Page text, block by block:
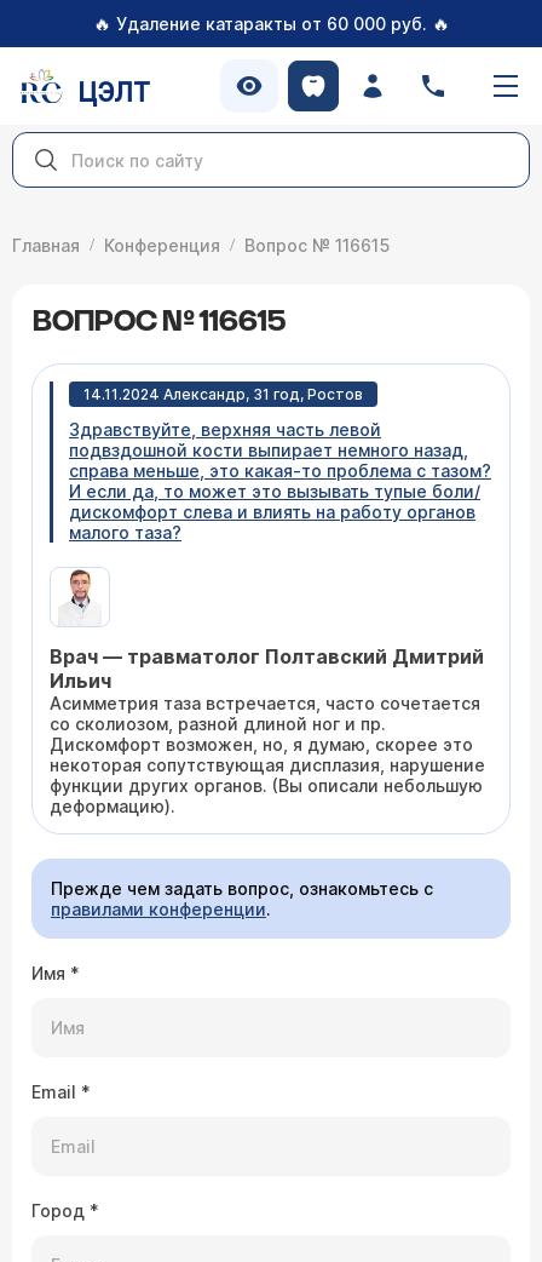
🔥 Удаление катаракты от 60 000 руб. 🔥
ЦЭЛТ
Главная Конференция Вопрос № 116615
ВОПРОС № 116615
14.11.2024 Александр, 31 год, Ростов
Здравствуйте, верхняя часть левой
подвздошной кости выпирает немного назад,
справа меньше, это какая-то проблема с тазом?
И если да, то может это вызывать тупые боли/
дискомфорт слева и влиять на работу органов
малого таза?
Врач — травматолог Полтавский Дмитрий
Ильич
Асимметрия таза встречается, часто сочетается
со сколиозом, разной длиной ног и пр.
Дискомфорт возможен, но, я думаю, скорее это
некоторая сопутствующая дисплазия, нарушение
функции других органов. (Вы описали небольшую
деформацию).
Прежде чем задать вопрос, ознакомьтесь с
правилами конференции.
Имя *
Email *
Город *